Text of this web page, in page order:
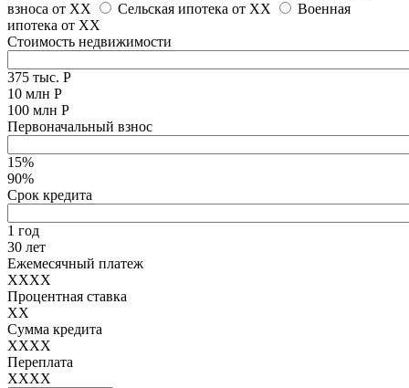
взноса от XX Сельская ипотека от XX
Военная
ипотека от XX
Стоимость недвижимости
375 тыс. Р
10 млн Р
100 млн Р
Первоначальный взнос
15%
90%
Срок кредита
1 год
30 лет
Ежемесячный платеж
XXXX
Процентная ставка
XX
Сумма кредита
XXXX
Переплата
XXXX